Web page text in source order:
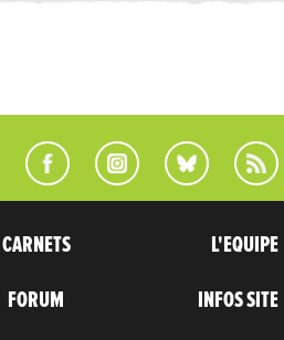
CARNETS
FORUM
L'EQUIPE
INFOS SITE